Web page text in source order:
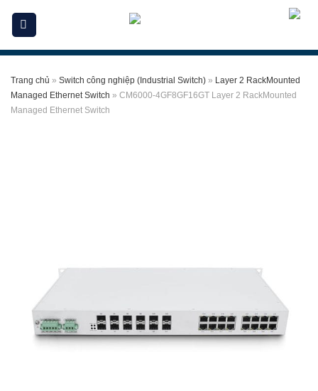
Skip
content
Trang chủ » Switch công nghiệp (Industrial Switch) » Layer 2 RackMounted
Managed Ethernet Switch » CM6000-4GF8GF16GT Layer 2 RackMounted
Managed Ethernet Switch